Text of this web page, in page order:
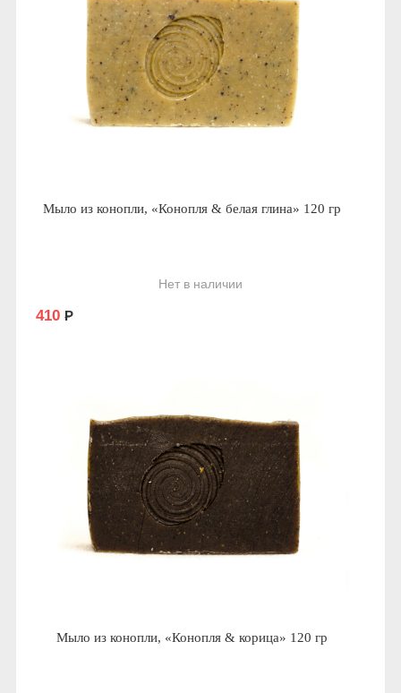
Мыло из конопли, «Конопля & белая глина» 120 гр
Нет в наличии
410 Р
Мыло из конопли, «Конопля & корица» 120 гр